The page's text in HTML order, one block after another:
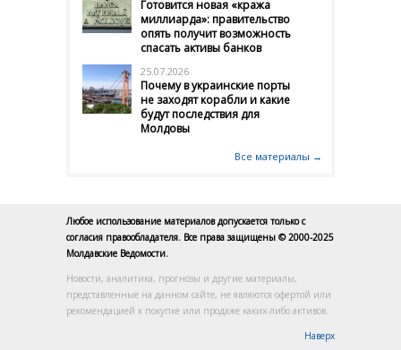
Готовится новая «кража
миллиарда»: правительство
опять получит возможность
спасать активы банков
25.07.2026
Почему в украинские порты
не заходят корабли и какие
будут последствия для
Молдовы
Все материалы →
Любое использование материалов допускается только с
согласия правообладателя. Все права защищены © 2000-2025
Молдавские Ведомости.
Новости, аналитика, прогнозы и другие материалы,
представленные на данном сайте, не являются офертой или
рекомендацией к покупке или продаже каких-либо активов.
Наверх